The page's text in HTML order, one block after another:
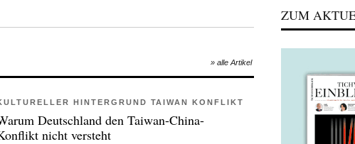
» alle Artikel
HINTERGRUND TAIWAN KONFLIKT
Deutschland den Taiwan-China-
nicht versteht
ZUM